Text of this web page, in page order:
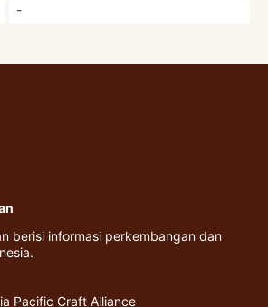
-
berisi informasi perkembangan dan
Pacific Craft Alliance